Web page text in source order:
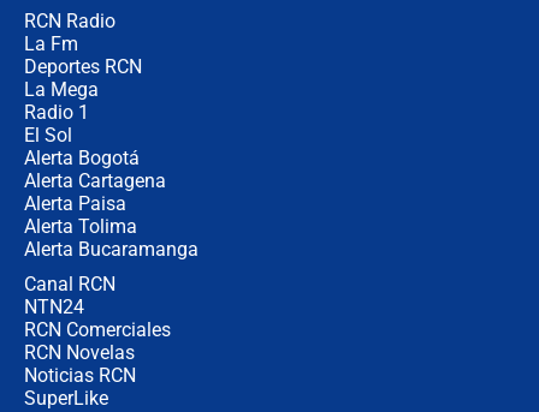
RCN Radio
La Fm
Deportes RCN
La Mega
Radio 1
El Sol
Alerta Bogotá
Alerta Cartagena
Alerta Paisa
Alerta Tolima
Alerta Bucaramanga
Canal RCN
NTN24
RCN Comerciales
RCN Novelas
Noticias RCN
SuperLike